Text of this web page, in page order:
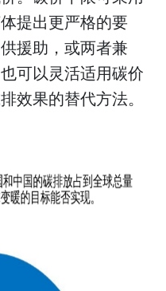
提出更严格的要
援助，或两者兼
可以灵活适用碳价
效果的替代方法。